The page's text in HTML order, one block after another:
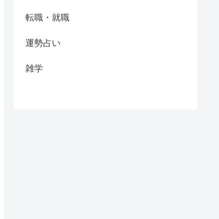
転職・就職
運勢占い
雑学